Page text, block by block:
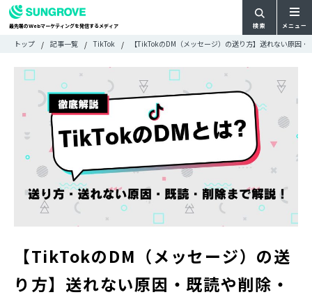
最先端のWebマーケティングを発信するメディア 検索 メニュー
すべての記事
CATEGORY
カテゴリで探す
TAG
タグで探す
WRITER
ライターで探す
FEATURE
特集
MOVIE
動画
DOCUMENT
検
検
トップ 記事一覧 TikTok 【TikTokのDM（メッセージ）の送り方】送れない原因
【TikTokのDM（メッセージ）の送
り方】送れない原因・既読や削除・